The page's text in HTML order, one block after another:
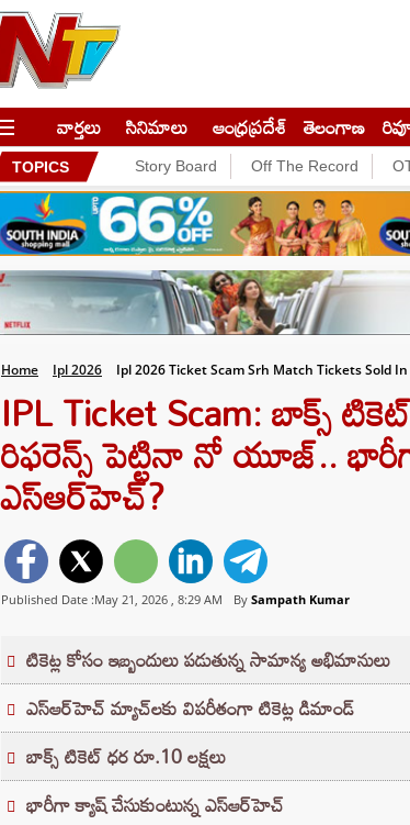
వార్తలు సినిమాలు ఆంధ్రప్రదేశ్ తెలంగాణ
TOPICS Story Board Off The Record
Home Ipl 2026 Ipl 2026 Ticket Scam Srh Match Tickets Sold
IPL Ticket Scam: బాక్స్
రిఫరెన్స్ పెట్టినా నో యూజ్.. భారీగా
ఎస్‌ఆర్‌హెచ్?
Published Date :May 21, 2026 , 8:29 AM By Sampath Kumar
టికెట్ల కోసం ఇబ్బందులు పడుతున్న సామాన్య అభిమానులు
ఎస్‌ఆర్‌హెచ్ మ్యాచ్‌లకు విపరీతంగా టికెట్ల డిమాండ్
బాక్స్ టికెట్ ధర రూ.10 లక్షలు
భారీగా క్యాష్ చేసుకుంటున్న ఎస్‌ఆర్‌హెచ్